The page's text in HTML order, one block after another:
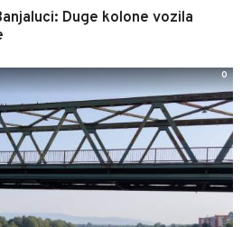
Duge kolone vozila
0